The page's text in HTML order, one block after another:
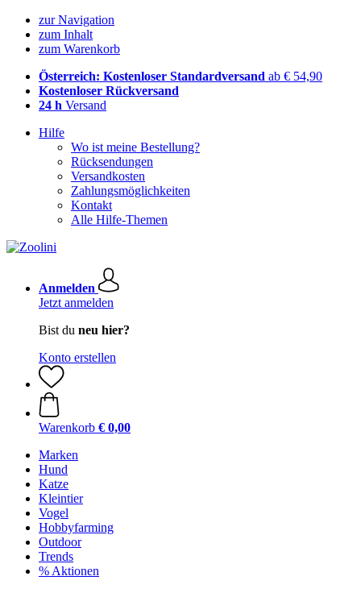
zur Navigation
zum Inhalt
zum Warenkorb
Österreich: Kostenloser Standardversand ab € 54,90
Kostenloser Rückversand
24 h Versand
Hilfe
Wo ist meine Bestellung?
Rücksendungen
Versandkosten
Zahlungsmöglichkeiten
Kontakt
Alle Hilfe-Themen
Anmelden
Jetzt anmelden
Bist du neu hier?
Konto erstellen
Warenkorb € 0,00
Marken
Hund
Katze
Kleintier
Vogel
Hobbyfarming
Outdoor
Trends
% Aktionen